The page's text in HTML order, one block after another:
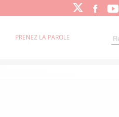
PRENEZ LA PAROLE